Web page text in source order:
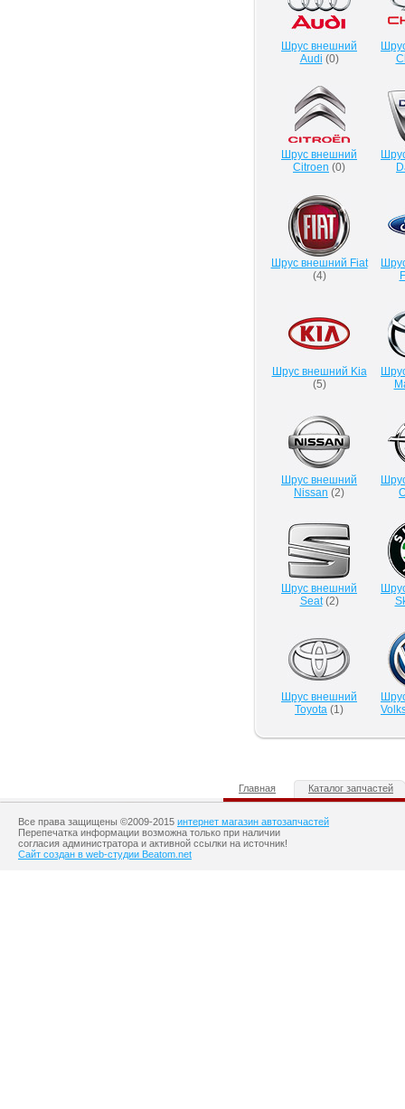
Шрус внешний
Audi (0)
Шрус внешний
Citroen (0)
Шрус внешний Fiat
(4)
Шрус внешний Kia
(5)
Шрус внешний
Nissan (2)
Шрус внешний
Seat(2)
Шрус внешний
Toyota (1)
Главная Каталог запчастей
Все права защищены ©2009-2015 интернет магазин автозапчастей
Перепечатка информации возможна только при наличии
согласия администратора и активной ссылки на источник!
Сайт создан в web-студии Beatom.net